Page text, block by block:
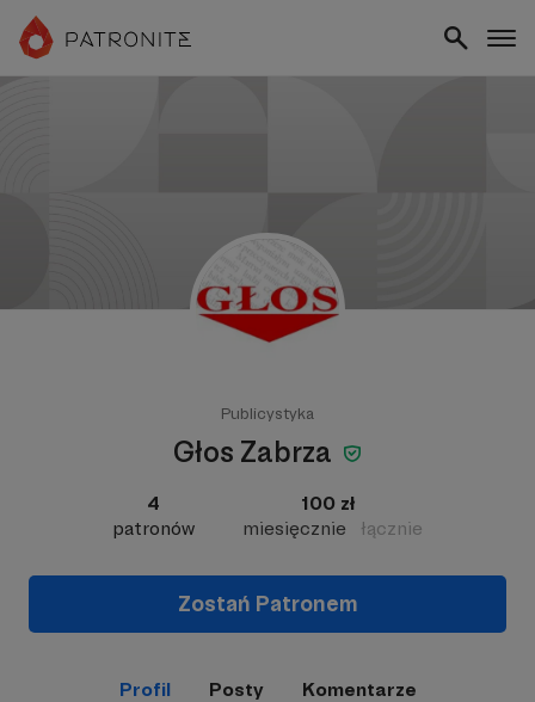
Publicystyka
Głos Zabrza
4
patronów
100 zł
miesięcznie
łącznie
Zostań Patronem
Profil Posty Komentarze